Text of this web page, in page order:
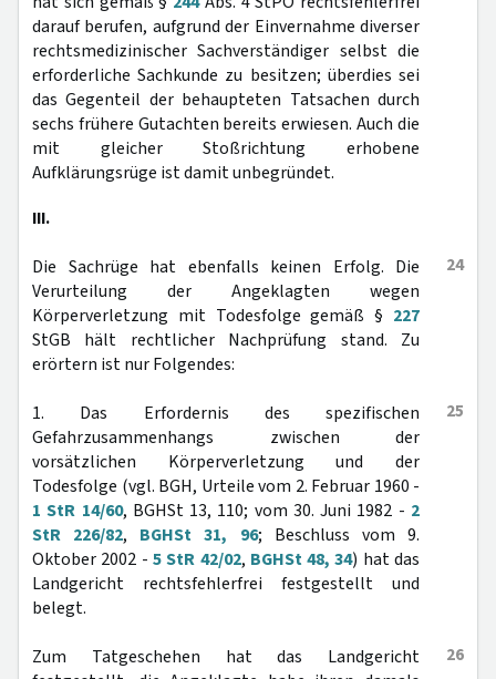
darauf berufen, aufgrund der Einvernahme diverser
rechtsmedizinischer Sachverständiger selbst die
erforderliche Sachkunde zu besitzen; überdies sei
das Gegenteil der behaupteten Tatsachen durch
sechs frühere Gutachten bereits erwiesen. Auch die
mit gleicher Stoßrichtung erhobene
Aufklärungsrüge ist damit unbegründet.
III.
24
Die Sachrüge hat ebenfalls keinen Erfolg. Die
Verurteilung der Angeklagten wegen
Körperverletzung mit Todesfolge gemäß § 227
StGB hält rechtlicher Nachprüfung stand. Zu
erörtern ist nur Folgendes:
25
1. Das Erfordernis des spezifischen
Gefahrzusammenhangs zwischen der
vorsätzlichen Körperverletzung und der
Todesfolge (vgl. BGH, Urteile vom 2. Februar 1960 -
1 StR 14/60, BGHSt 13, 110; vom 30. Juni 1982 - 2
StR 226/82, BGHSt 31, 96; Beschluss vom 9.
Oktober 2002 - 5 StR 42/02, BGHSt 48, 34) hat das
Landgericht rechtsfehlerfrei festgestellt und
belegt.
26
Zum Tatgeschehen hat das Landgericht